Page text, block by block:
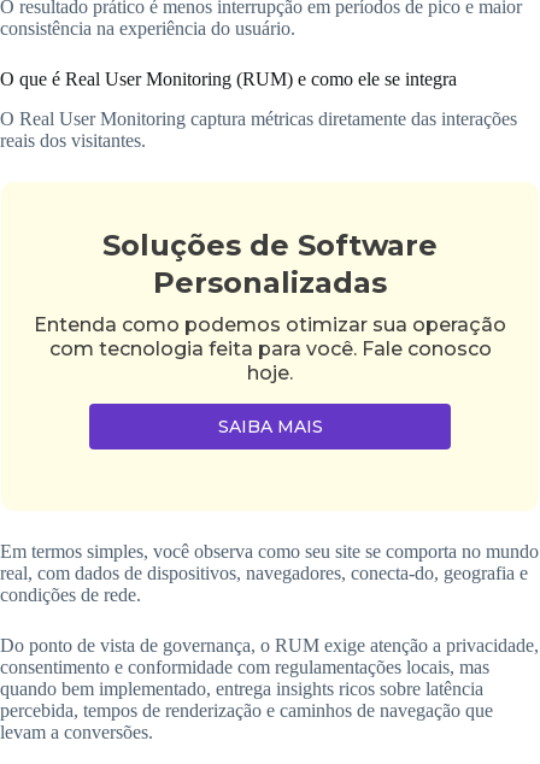
O resultado prático é menos interrupção em períodos de pico e maior
consistência na experiência do usuário.
O que é Real User Monitoring (RUM) e como ele se integra
O Real User Monitoring captura métricas diretamente das interações
reais dos visitantes.
Soluções de Software
Personalizadas
Entenda como podemos otimizar sua operação
com tecnologia feita para você. Fale conosco
hoje.
SAIBA MAIS
Em termos simples, você observa como seu site se comporta no mundo
real, com dados de dispositivos, navegadores, conecta-do, geografia e
condições de rede.
Do ponto de vista de governança, o RUM exige atenção a privacidade,
consentimento e conformidade com regulamentações locais, mas
quando bem implementado, entrega insights ricos sobre latência
percebida, tempos de renderização e caminhos de navegação que
levam a conversões.